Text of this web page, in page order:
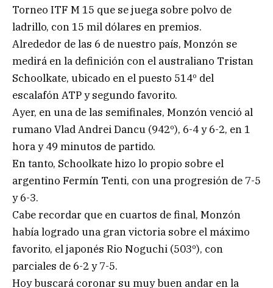
Torneo ITF M 15 que se juega sobre polvo de
ladrillo, con 15 mil dólares en premios.
Alrededor de las 6 de nuestro país, Monzón se
medirá en la definición con el australiano Tristan
Schoolkate, ubicado en el puesto 514º del
escalafón ATP y segundo favorito.
Ayer, en una de las semifinales, Monzón venció al
rumano Vlad Andrei Dancu (942º), 6-4 y 6-2, en 1
hora y 49 minutos de partido.
En tanto, Schoolkate hizo lo propio sobre el
argentino Fermín Tenti, con una progresión de 7-5
y 6-3.
Cabe recordar que en cuartos de final, Monzón
había logrado una gran victoria sobre el máximo
favorito, el japonés Rio Noguchi (503º), con
parciales de 6-2 y 7-5.
Hoy buscará coronar su muy buen andar en la